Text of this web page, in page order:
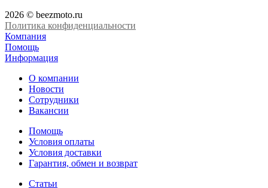
2026 © beezmoto.ru
Политика конфиденциальности
Компания
Помощь
Информация
О компании
Новости
Сотрудники
Вакансии
Помощь
Условия оплаты
Условия доставки
Гарантия, обмен и возврат
Статьи